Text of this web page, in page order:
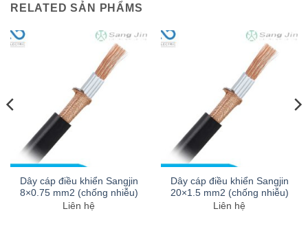
RELATED SẢN PHẨMS
Dây cáp điều khiển Sangjin
8×0.75 mm2 (chống nhiễu)
Liên hệ
Dây cáp điều khiển Sangjin
20×1.5 mm2 (chống nhiễu)
Liên hệ